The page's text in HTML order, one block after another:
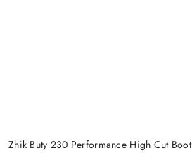
Zhik Buty 230 Performance High Cut Boot